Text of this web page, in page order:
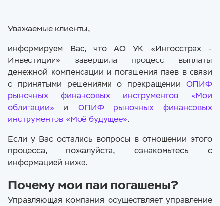
Уважаемые клиенты,
информируем Вас, что АО УК «Ингосстрах -
Инвестиции» завершила процесс выплаты
денежной компенсации и погашения паев в связи
с принятыми решениями о прекращении ОПИФ
рыночных финансовых инструментов «Мои
облигации» и ОПИФ рыночных финансовых
инструментов «Моё будущее».
Если у Вас остались вопросы в отношении этого
процесса, пожалуйста, ознакомьтесь с
информацией ниже.
Почему мои паи погашены?
Управляющая компания осуществляет управление